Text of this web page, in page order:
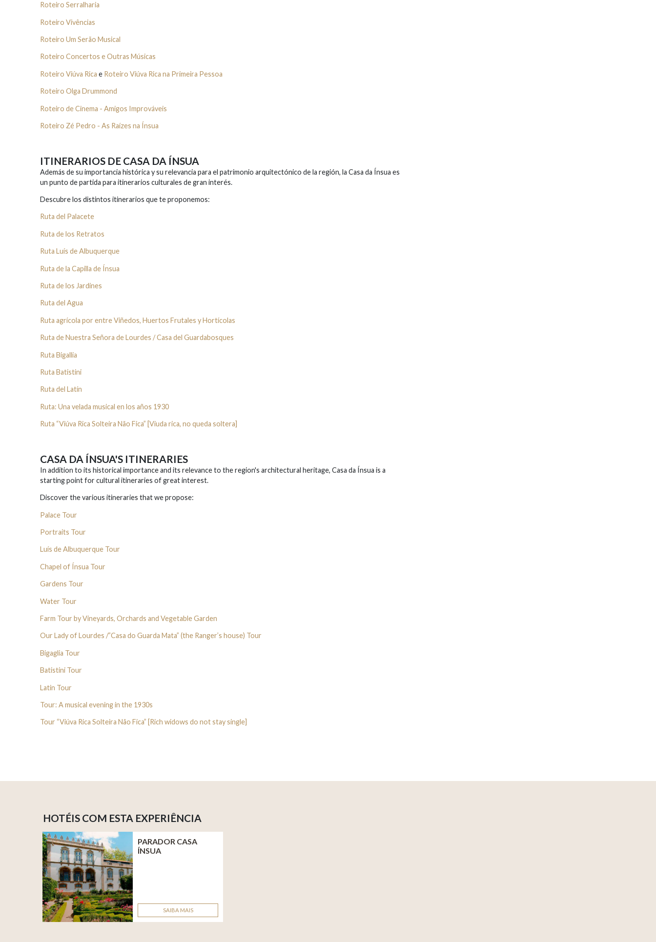
Roteiro Serralharia
Roteiro Vivências
Roteiro Um Serão Musical
Roteiro Concertos e Outras Músicas
Roteiro Viúva Rica e Roteiro Viúva Rica na Primeira Pessoa
Roteiro Olga Drummond
Roteiro de Cinema - Amigos Improváveis
Roteiro Zé Pedro - As Raízes na Ínsua
ITINERARIOS DE CASA DA ÍNSUA
Además de su importancia histórica y su relevancia para el patrimonio arquitectónico de la región, la Casa da Ínsua es
un punto de partida para itinerarios culturales de gran interés.
Descubre los distintos itinerarios que te proponemos:
Ruta del Palacete
Ruta de los Retratos
Ruta Luís de Albuquerque
Ruta de la Capilla de Ínsua
Ruta de los Jardines
Ruta del Agua
Ruta agrícola por entre Viñedos, Huertos Frutales y Hortícolas
Ruta de Nuestra Señora de Lourdes / Casa del Guardabosques
Ruta Bigallia
Ruta Batistini
Ruta del Latín
Ruta: Una velada musical en los años 1930
Ruta “Viúva Rica Solteira Não Fica” [Viuda rica, no queda soltera]
CASA DA ÍNSUA'S ITINERARIES
In addition to its historical importance and its relevance to the region's architectural heritage, Casa da Ínsua is a
starting point for cultural itineraries of great interest.
Discover the various itineraries that we propose:
Palace Tour
Portraits Tour
Luís de Albuquerque Tour
Chapel of Ínsua Tour
Gardens Tour
Water Tour
Farm Tour by Vineyards, Orchards and Vegetable Garden
Our Lady of Lourdes /”Casa do Guarda Mata” (the Ranger’s house) Tour
Bigaglia Tour
Batistini Tour
Latin Tour
Tour: A musical evening in the 1930s
Tour “Viúva Rica Solteira Não Fica” [Rich widows do not stay single]
HOTÉIS COM ESTA EXPERIÊNCIA
PARADOR CASA
ÍNSUA
SAIBA MAIS